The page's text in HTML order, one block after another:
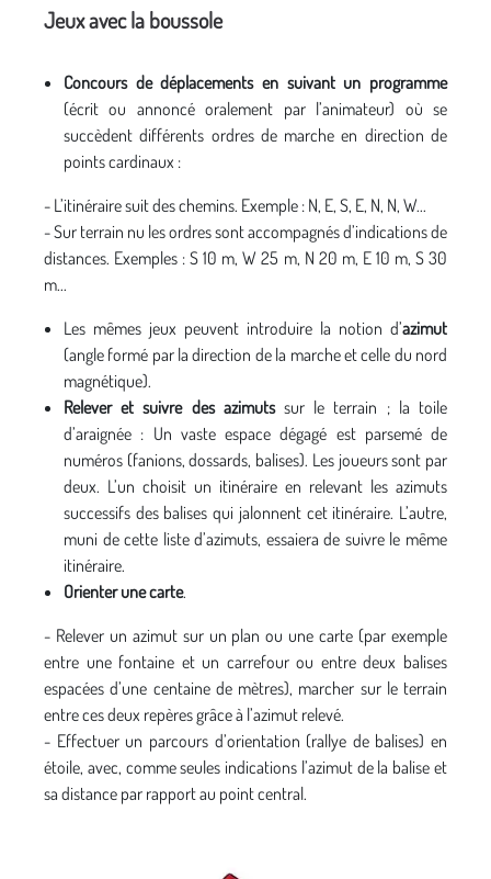
Jeux avec la boussole
Concours de déplacements en suivant un programme
(écrit ou annoncé oralement par l’animateur) où se
succèdent différents ordres de marche en direction de
points cardinaux :
- L’itinéraire suit des chemins. Exemple : N, E, S, E, N, N, W...
- Sur terrain nu les ordres sont accompagnés d’indications de
distances. Exemples : S 10 m, W 25 m, N 20 m, E 10 m, S 30
m...
Les mêmes jeux peuvent introduire la notion d’azimut
(angle formé par la direction de la marche et celle du nord
magnétique).
Relever et suivre des azimutssur le terrain ; la toile
d’araignée : Un vaste espace dégagé est parsemé de
numéros (fanions, dossards, balises). Les joueurs sont par
deux. L’un choisit un itinéraire en relevant les azimuts
successifs des balises qui jalonnent cet itinéraire. L’autre,
muni de cette liste d’azimuts, essaiera de suivre le même
itinéraire.
Orienter une carte.
- Relever un azimut sur un plan ou une carte (par exemple
entre une fontaine et un carrefour ou entre deux balises
espacées d’une centaine de mètres), marcher sur le terrain
entre ces deux repères grâce à l’azimut relevé.
- Effectuer un parcours d’orientation (rallye de balises) en
étoile, avec, comme seules indications l’azimut de la balise et
sa distance par rapport au point central.